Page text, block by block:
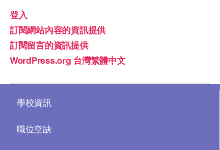
登入
訂閱網站內容的資訊提供
訂閱留言的資訊提供
WordPress.org 台灣繁體中文
學校資訊
職位空缺